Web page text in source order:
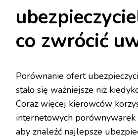
co zwrócić
Porównanie ofert
stało się ważniejsze niż
Coraz więcej kierowców
internetowych porównywarek
aby znaleźć najlepsze